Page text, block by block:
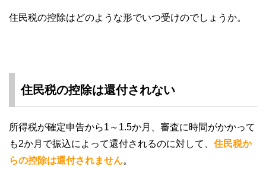
住民税の控除はどのような形でいつ受けのでしょうか。
住民税の控除は還付されない
所得税が確定申告から1～1.5か月、審査に時間がかかって
も2か月で振込によって還付されるのに対して、 住民税か
らの控除は還付されません。